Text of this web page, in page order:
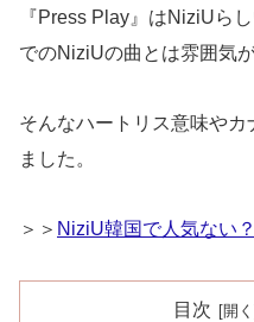
『Press Play』はNiziUら
でのNiziUの曲とは雰囲気
そんなハートリス意味や
ました。
＞＞ NiziU韓国で人気ない
目次